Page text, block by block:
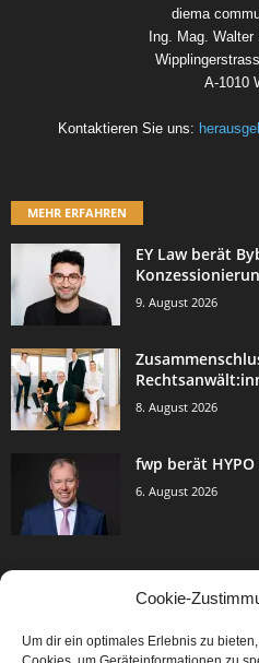
Cookie-
Um dir ein optimales Erlebnis zu
diema
Ing. Mag. Walter
A-1010
Kontaktieren Sie uns:
MEHR ERFAHREN
EY Law berät
9. August 2026
8. August 2026
fwp berät
6. August 2026
Events & Success